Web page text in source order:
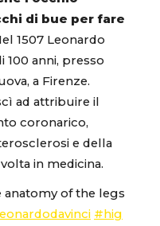
di bue per fare
1507 Leonardo
100 anni, presso
a Firenze.
ad attribuire il
coronarico,
e della
in medicina.
anatomy of the legs
#hig